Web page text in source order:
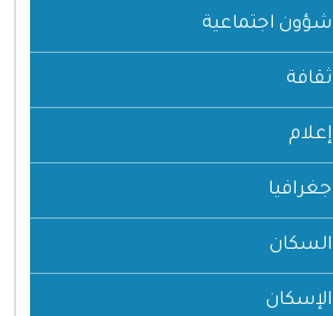
شؤون اجتماعية
ثقافة
إعلام
جغرافيا
السكان
الإسكان